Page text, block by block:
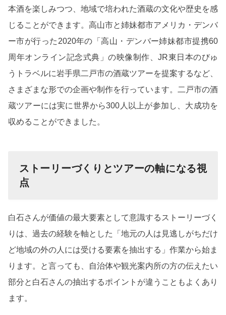
本酒を楽しみつつ、地域で培われた酒蔵の文化や歴史を感
じることができます。高山市と姉妹都市アメリカ・デンバ
ー市が行った2020年の「高山・デンバー姉妹都市提携60
周年オンライン記念式典」の映像制作、JR東日本のびゅ
うトラベルに岩手県二戸市の酒蔵ツアーを提案するなど、
さまざまな形での企画や制作を行っています。二戸市の酒
蔵ツアーには実に世界から300人以上が参加し、大成功を
収めることができました。
ストーリーづくりとツアーの軸になる視
点
白石さんが価値の最大要素として意識するストーリーづく
りは、過去の経験を軸とした「地元の人は見逃しがちだけ
ど地域の外の人には受ける要素を抽出する」作業から始ま
ります。と言っても、自治体や観光案内所の方の伝えたい
部分と白石さんの抽出するポイントが違うこともよくあり
ます。